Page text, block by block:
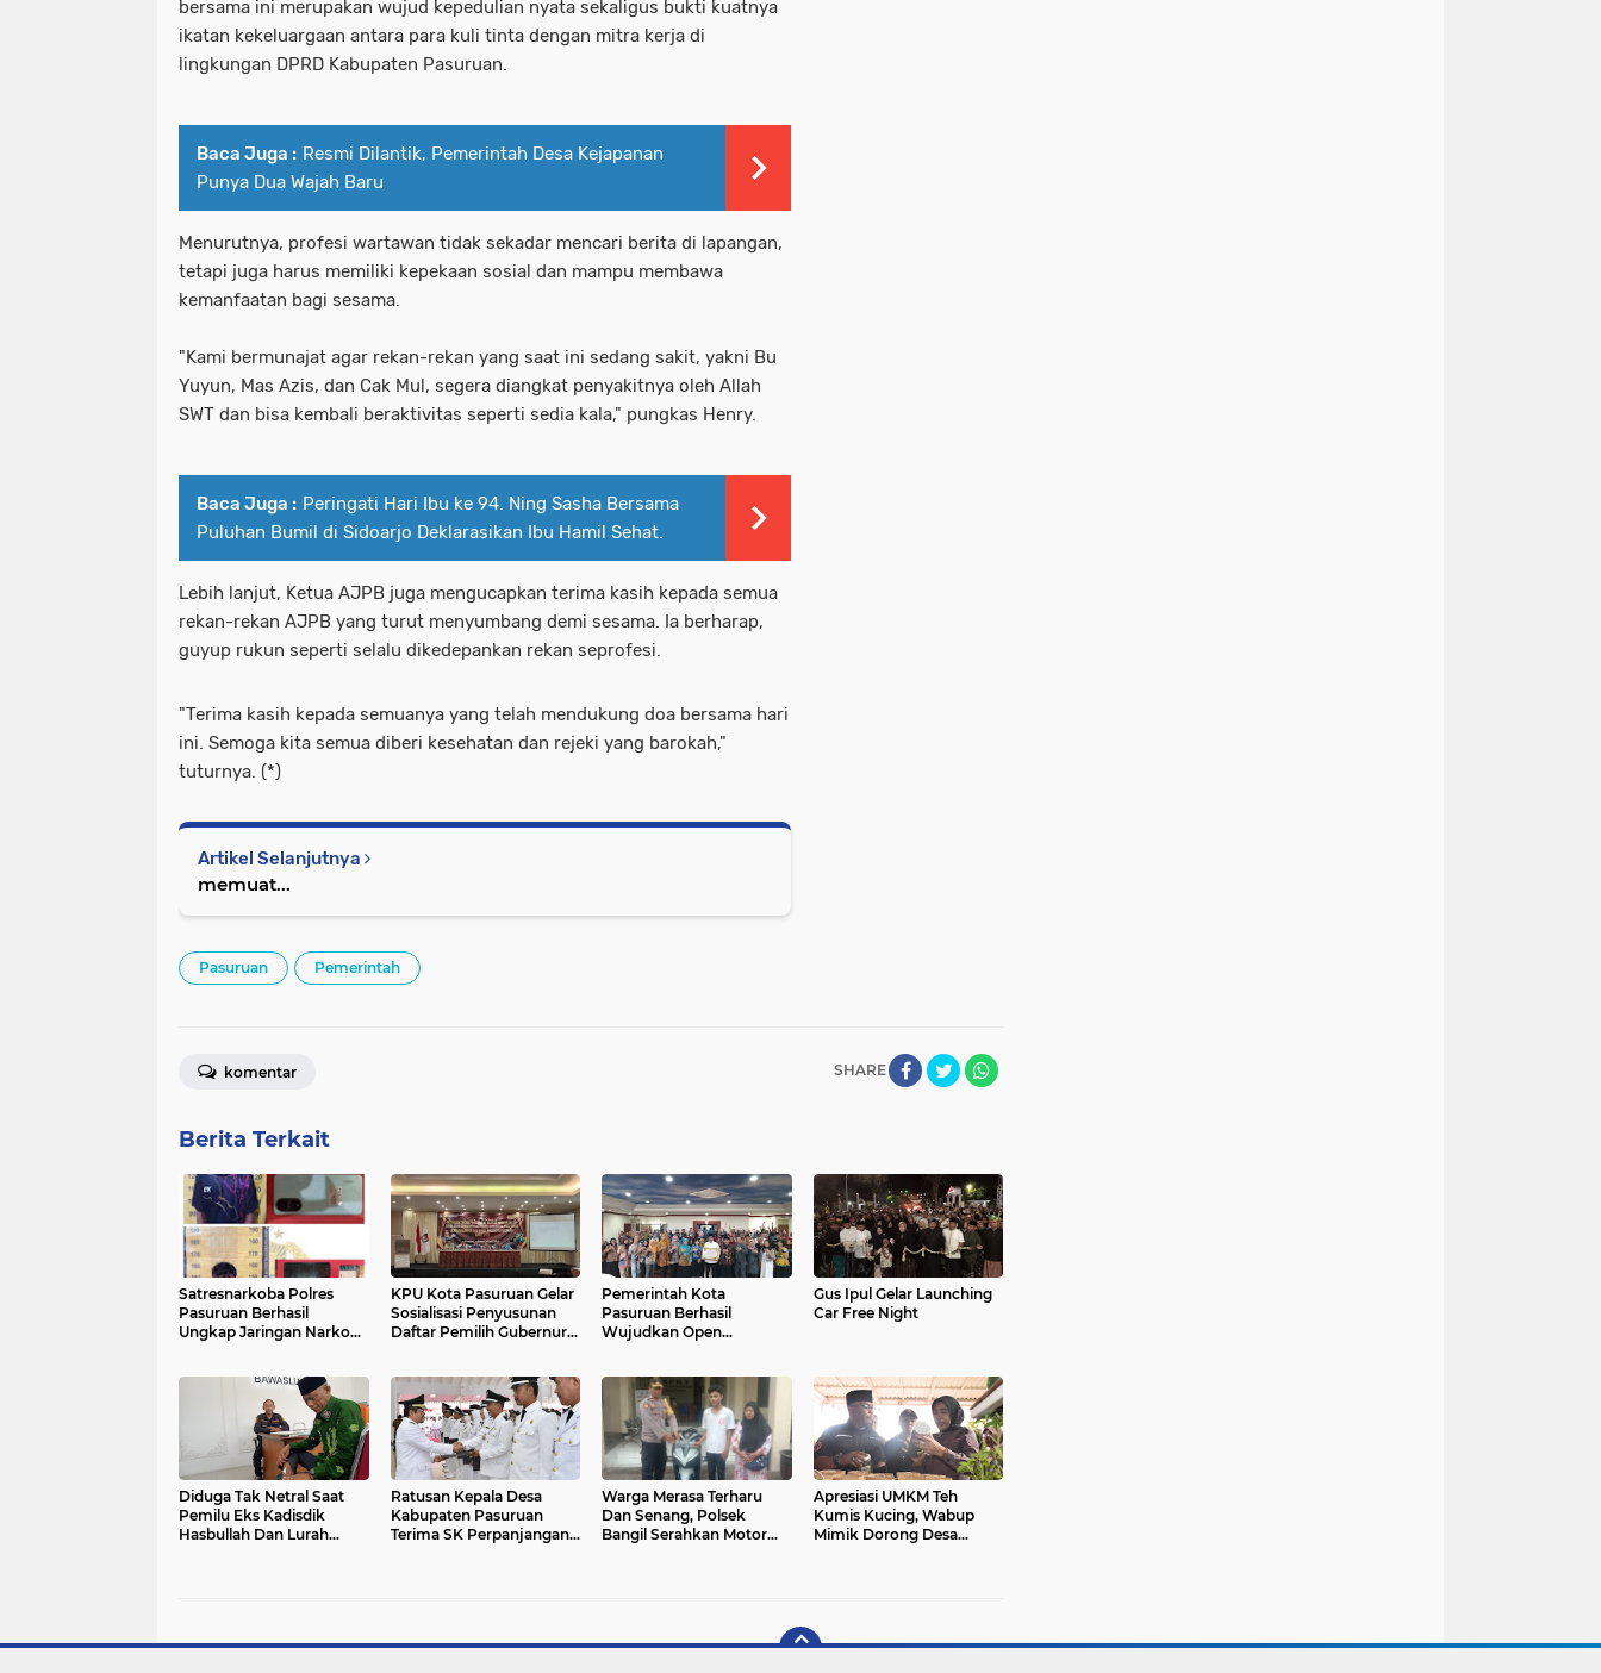
bersama ini merupakan wujud kepedulian nyata sekaligus bukti kuatnya
ikatan kekeluargaan antara para kuli tinta dengan mitra kerja di
lingkungan DPRD Kabupaten Pasuruan.
Baca Juga : Resmi Dilantik, Pemerintah Desa Kejapanan
Punya Dua Wajah Baru
Menurutnya, profesi wartawan tidak sekadar mencari berita di lapangan,
tetapi juga harus memiliki kepekaan sosial dan mampu membawa
kemanfaatan bagi sesama.
"Kami bermunajat agar rekan-rekan yang saat ini sedang sakit, yakni Bu
Yuyun, Mas Azis, dan Cak Mul, segera diangkat penyakitnya oleh Allah
SWT dan bisa kembali beraktivitas seperti sedia kala," pungkas Henry.
Baca Juga : Peringati Hari Ibu ke 94. Ning Sasha Bersama
Puluhan Bumil di Sidoarjo Deklarasikan Ibu Hamil Sehat.
Lebih lanjut, Ketua AJPB juga mengucapkan terima kasih kepada semua
rekan-rekan AJPB yang turut menyumbang demi sesama. Ia berharap,
guyup rukun seperti selalu dikedepankan rekan seprofesi.
"Terima kasih kepada semuanya yang telah mendukung doa bersama hari
ini. Semoga kita semua diberi kesehatan dan rejeki yang barokah,"
tuturnya. (*)
Artikel Selanjutnya
memuat...
Pasuruan Pemerintah
SHARE
komentar
Berita Terkait
Satresnarkoba Polres
Pasuruan Berhasil
Ungkap Jaringan Narkoba
KPU Kota Pasuruan Gelar
Sosialisasi Penyusunan
Daftar Pemilih Gubernur
Pemerintah Kota
Pasuruan Berhasil
Wujudkan Open
Gus Ipul Gelar Launching
Car Free Night
Diduga Tak Netral Saat
Pemilu Eks Kadisdik
Hasbullah Dan Lurah
Ratusan Kepala Desa
Kabupaten Pasuruan
Terima SK Perpanjangan
Warga Merasa Terharu
Dan Senang, Polsek
Bangil Serahkan Motor
Apresiasi UMKM Teh
Kumis Kucing, Wabup
Mimik Dorong Desa